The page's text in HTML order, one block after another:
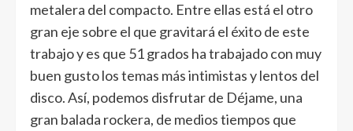
metalera del compacto. Entre ellas está el otro
gran eje sobre el que gravitará el éxito de este
trabajo y es que 51 grados ha trabajado con muy
buen gusto los temas más intimistas y lentos del
disco. Así, podemos disfrutar de Déjame, una
gran balada rockera, de medios tiempos que